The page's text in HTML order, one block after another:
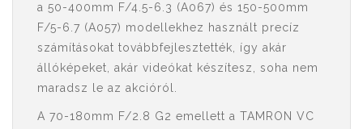
a 50-400mm F/4.5-6.3 (A067) és 150-500mm
F/5-6.7 (A057) modellekhez használt precíz
számításokat továbbfejlesztették, így akár
állóképeket, akár videókat készítesz, soha nem
maradsz le az akcióról.
A 70-180mm F/2.8 G2 emellett a TAMRON VC